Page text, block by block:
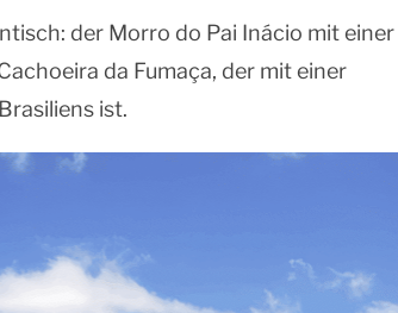
der Morro do Pai Inácio mit einer
da Fumaça, der mit einer
ist.